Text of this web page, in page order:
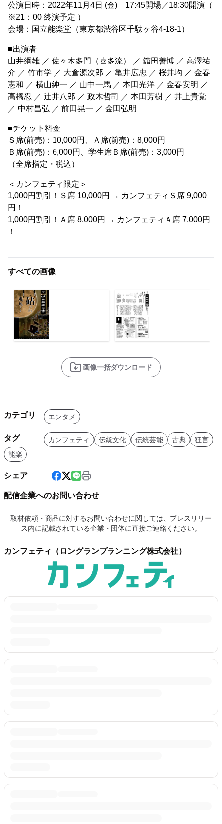
公演日時：2022年11月4日 (金) 17:45開場／18:30開演（
※21：00 終演予定 ）
会場：国立能楽堂（東京都渋谷区千駄ヶ谷4-18-1）
■出演者
山井綱雄 ／ 佐々木多門（喜多流） ／ 舘田善博 ／ 高澤祐
介 ／ 竹市学 ／ 大倉源次郎 ／ 亀井広忠 ／ 桜井均 ／ 金春
憲和 ／ 横山紳一 ／ 山中一馬 ／ 本田光洋 ／ 金春安明 ／
高橋忍 ／ 辻井八郎 ／ 政木哲司 ／ 本田芳樹 ／ 井上貴覚
／ 中村昌弘 ／ 前田晃一 ／ 金田弘明
■チケット料金
Ｓ席(前売)：10,000円、Ａ席(前売)：8,000円
Ｂ席(前売)：6,000円、学生席Ｂ席(前売)：3,000円
（全席指定・税込）
＜カンフェティ限定＞
1,000円割引！Ｓ席 10,000円 → カンフェティＳ席 9,000
円！
1,000円割引！Ａ席 8,000円 → カンフェティＡ席 7,000円
！
すべての画像
画像一括ダウンロード
カテゴリ エンタメ
タグ カンフェティ 伝統文化 伝統芸能 古典
狂言
能楽
シェア
配信企業へのお問い合わせ
取材依頼・商品に対するお問い合わせに関しては、プレスリリー
ス内に記載されている企業・団体に直接ご連絡ください。
カンフェティ（ロングランプランニング株式会社）